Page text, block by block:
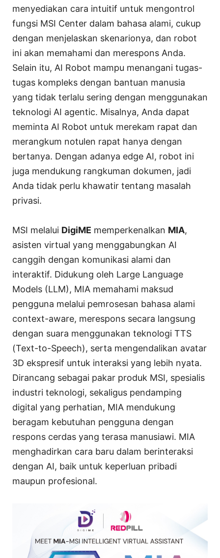
menyediakan cara intuitif untuk mengontrol
fungsi MSI Center dalam bahasa alami, cukup
dengan menjelaskan skenarionya, dan robot
ini akan memahami dan merespons Anda.
Selain itu, AI Robot mampu menangani tugas-
tugas kompleks dengan bantuan manusia
yang tidak terlalu sering dengan menggunakan
teknologi AI agentic. Misalnya, Anda dapat
meminta AI Robot untuk merekam rapat dan
merangkum notulen rapat hanya dengan
bertanya. Dengan adanya edge AI, robot ini
juga mendukung rangkuman dokumen, jadi
Anda tidak perlu khawatir tentang masalah
privasi.
MSI melalui DigiME memperkenalkan MIA,
asisten virtual yang menggabungkan AI
canggih dengan komunikasi alami dan
interaktif. Didukung oleh Large Language
Models (LLM), MIA memahami maksud
pengguna melalui pemrosesan bahasa alami
context-aware, merespons secara langsung
dengan suara menggunakan teknologi TTS
(Text-to-Speech), serta mengendalikan avatar
3D ekspresif untuk interaksi yang lebih nyata.
Dirancang sebagai pakar produk MSI, spesialis
industri teknologi, sekaligus pendamping
digital yang perhatian, MIA mendukung
beragam kebutuhan pengguna dengan
respons cerdas yang terasa manusiawi. MIA
menghadirkan cara baru dalam berinteraksi
dengan AI, baik untuk keperluan pribadi
maupun profesional.